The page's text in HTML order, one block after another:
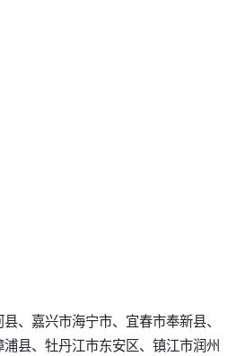
、嘉兴市海宁市、宜春市奉新县、
县、牡丹江市东安区、镇江市润州